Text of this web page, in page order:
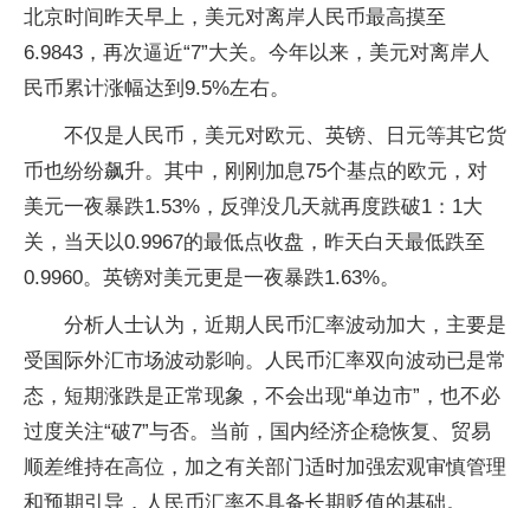
北京时间昨天早上，美元对离岸人民币最高摸至
6.9843，再次逼近“7”大关。今年以来，美元对离岸人
民币累计涨幅达到9.5%左右。
不仅是人民币，美元对欧元、英镑、日元等其它货
币也纷纷飙升。其中，刚刚加息75个基点的欧元，对
美元一夜暴跌1.53%，反弹没几天就再度跌破1：1大
关，当天以0.9967的最低点收盘，昨天白天最低跌至
0.9960。英镑对美元更是一夜暴跌1.63%。
分析人士认为，近期人民币汇率波动加大，主要是
受国际外汇市场波动影响。人民币汇率双向波动已是常
态，短期涨跌是正常现象，不会出现“单边市”，也不必
过度关注“破7”与否。当前，国内经济企稳恢复、贸易
顺差维持在高位，加之有关部门适时加强宏观审慎管理
和预期引导，人民币汇率不具备长期贬值的基础。